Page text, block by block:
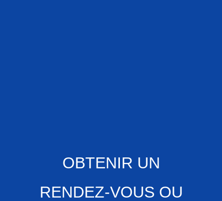
OBTENIR UN
RENDEZ-VOUS OU